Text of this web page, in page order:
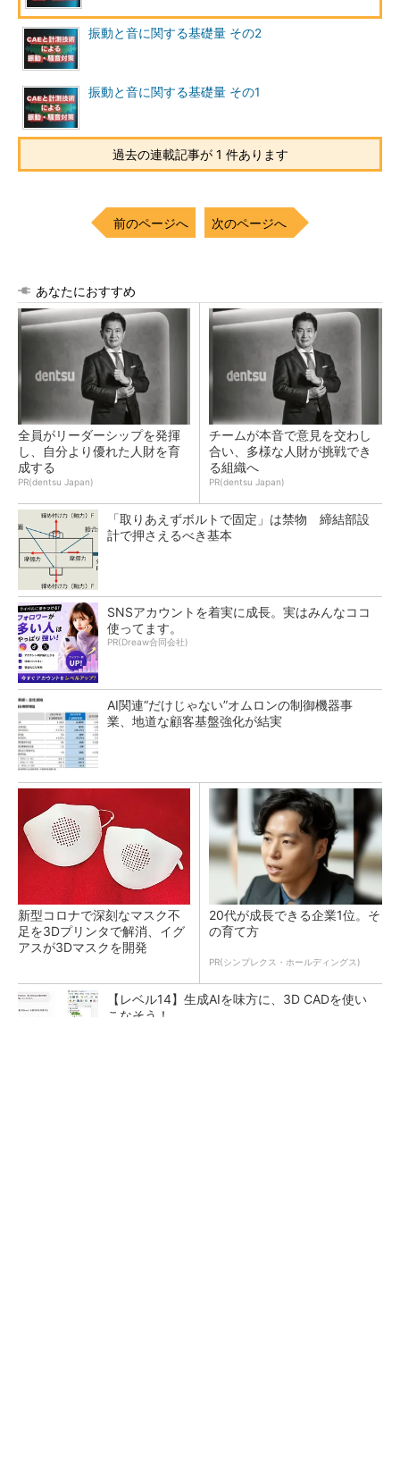
振動と音に関する基礎量 その2
振動と音に関する基礎量 その1
過去の連載記事が 1 件あります
前のページへ 次のページへ
あなたにおすすめ
全員がリーダーシップを発揮
し、自分より優れた人財を育
成する
PR(dentsu Japan)
チームが本音で意見を交わし
合い、多様な人財が挑戦でき
る組織へ
PR(dentsu Japan)
「取りあえずボルトで固定」は禁物 締結部設
計で押さえるべき基本
SNSアカウントを着実に成長。実はみんなココ
使ってます。
PR(Dreaw合同会社)
AI関連“だけじゃない”オムロンの制御機器事
業、地道な顧客基盤強化が結実
新型コロナで深刻なマスク不
足を3Dプリンタで解消、イグ
アスが3Dマスクを開発
20代が成長できる企業1位。そ
の育て方
PR(シンプレクス・ホールディングス)
【レベル14】生成AIを味方に、3D CADを使い
こなそう！